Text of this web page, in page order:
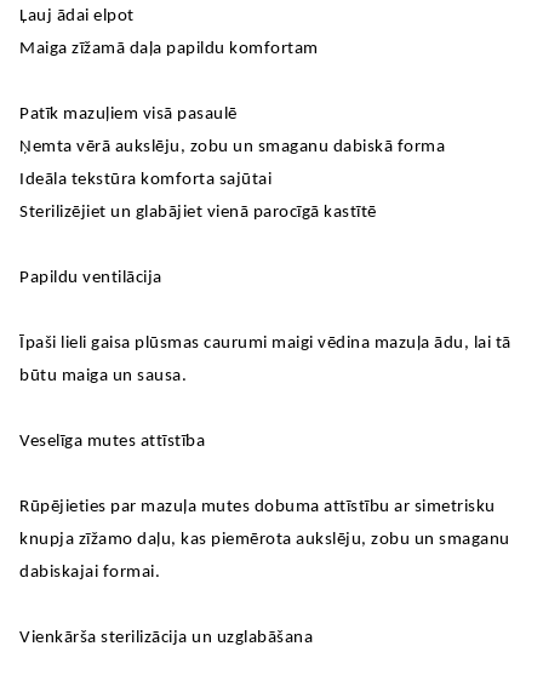
Ļauj ādai elpot
Maiga zīžamā daļa papildu komfortam
Patīk mazuļiem visā pasaulē
Ņemta vērā aukslēju, zobu un smaganu dabiskā forma
Ideāla tekstūra komforta sajūtai
Sterilizējiet un glabājiet vienā parocīgā kastītē
Papildu ventilācija
Īpaši lieli gaisa plūsmas caurumi maigi vēdina mazuļa ādu, lai tā
būtu maiga un sausa.
Veselīga mutes attīstība
Rūpējieties par mazuļa mutes dobuma attīstību ar simetrisku
knupja zīžamo daļu, kas piemērota aukslēju, zobu un smaganu
dabiskajai formai.
Vienkārša sterilizācija un uzglabāšana